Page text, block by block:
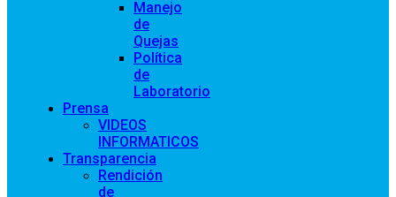
Manejo
de
Quejas
Política
de
Laboratorio
Prensa
VIDEOS
INFORMATICOS
Transparencia
Rendición
de